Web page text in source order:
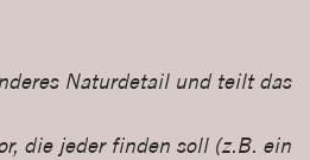
Naturdetail und teilt das
die jeder finden soll (z.B. ein